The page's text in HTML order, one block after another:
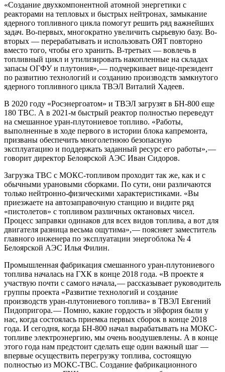
«Создание двухкомпонентной атомной энергетики с
реакторами на тепловых и быстрых нейтронах, замыкание
ядерного топливного цикла помогут решить ряд важнейших
задач. Во-первых, многократно увеличить сырьевую базу. Во-
вторых — перерабатывать и использовать ОЯТ повторно
вместо того, чтобы его хранить. В-третьих — вовлечь в
топливный цикл и утилизировать накопленные на складах
запасы ОГФУ и плутония», — ​подчеркивает вице-президент
по развитию технологий и созданию производств замкнутого
ядерного топливного цикла ТВЭЛ Виталий Хадеев.
В 2020 году «Росэнергоатом» и ТВЭЛ загрузят в БН‑800 еще
180 ТВС. А в 2021-м быстрый реактор полностью переведут
на смешанное уран-плутониевое топливо. «Работы,
выполненные в ходе первого в истории блока капремонта,
призваны обеспечить многолетнюю безопасную
эксплуатацию и поддержать заданный ресурс его работы», — ​
говорит директор Белоярской АЭС Иван Сидоров.
Загрузка ТВС с МОКС-топливом проходит так же, как и с
обычными урановыми сборками. По сути, они различаются
только нейтронно-физическими характеристиками. «Вы
приезжаете на автозаправочную станцию и видите ряд
«пистолетов» с топливом различных октановых чисел.
Процесс заправки одинаков для всех видов топлива, а вот для
двигателя разница весьма ощутима», — ​поясняет заместитель
главного инженера по эксплуатации энергоблока № 4
Белоярской АЭС Илья Филин.
Промышленная фабрикация смешанного уран-плутониевого
топлива началась на ГХК в конце 2018 года. «В проекте я
участвую почти с самого начала, — ​рассказывает руководитель
группы проекта «Развитие технологий и создание
производств уран-плутониевого топлива» в ТВЭЛ Евгений
Пидопригора. — ​Помню, какие гордость и эйфория были у
нас, когда состоялась приемка первых сборок в конце 2018
года. И сегодня, когда БН‑800 начал вырабатывать на МОКС-
топливе электроэнергию, мы очень воодушевлены. А в конце
этого года нам предстоит сделать еще один важный шаг —
впервые осуществить перегрузку топлива, состоящую
полностью из МОКС-ТВС. Создание фабрикационного